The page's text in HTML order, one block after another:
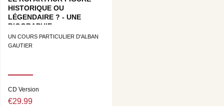
HISTORIQUE OU
LÉGENDAIRE ? - UNE
BIOGRAPHIE...
UN COURS PARTICULIER D'ALBAN
GAUTIER
CD Version
€29.99